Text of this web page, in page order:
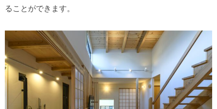
ることができます。